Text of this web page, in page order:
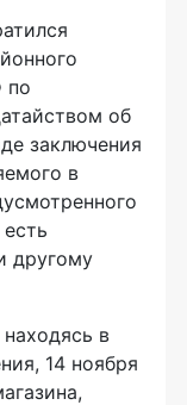
по
об
заключения
в
другому
в
14 ноября